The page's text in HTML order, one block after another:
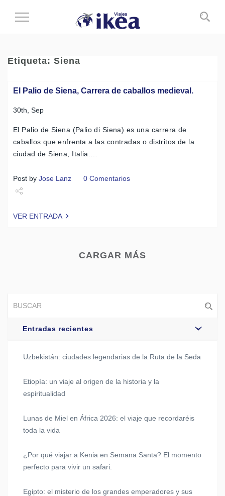
Cambiar
navegación
Etiqueta: Siena
El Palio de Siena, Carrera de caballos medieval.
30th, Sep
El Palio de Siena (Palio di Siena) es una carrera de
caballos que enfrenta a las contradas o distritos de la
ciudad de Siena, Italia.…
Post by Jose Lanz 0 Comentarios
VER ENTRADA
CARGAR MÁS
Entradas recientes
Uzbekistán: ciudades legendarias de la Ruta de la Seda
Etiopía: un viaje al origen de la historia y la
espiritualidad
Lunas de Miel en África 2026: el viaje que recordaréis
toda la vida
¿Por qué viajar a Kenia en Semana Santa? El momento
perfecto para vivir un safari.
Egipto: el misterio de los grandes emperadores y sus